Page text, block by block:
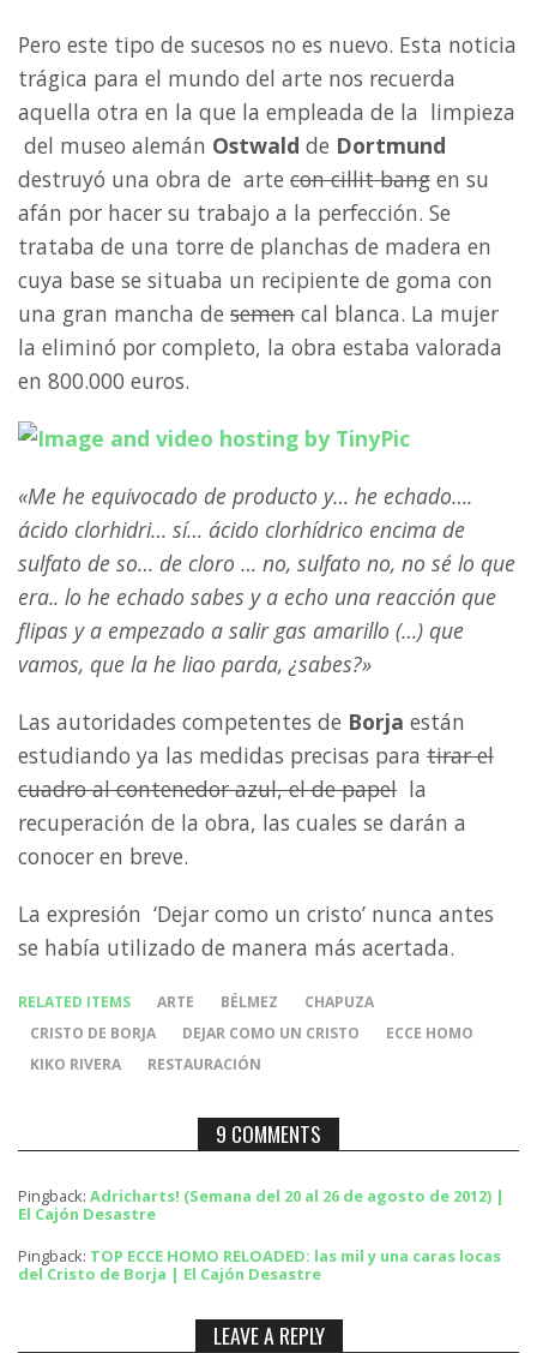
Pero este tipo de sucesos no es nuevo. Esta noticia
trágica para el mundo del arte nos recuerda
aquella otra en la que la empleada de la limpieza
del museo alemán Ostwald de Dortmund
destruyó una obra de arte con cillit bang en su
afán por hacer su trabajo a la perfección. Se
trataba de una torre de planchas de madera en
cuya base se situaba un recipiente de goma con
una gran mancha de semen cal blanca. La mujer
la eliminó por completo, la obra estaba valorada
en 800.000 euros.
«Me he equivocado de producto y… he echado….
ácido clorhidri… sí… ácido clorhídrico encima de
sulfato de so… de cloro … no, sulfato no, no sé lo que
era.. lo he echado sabes y a echo una reacción que
flipas y a empezado a salir gas amarillo (…) que
vamos, que la he liao parda, ¿sabes?»
Las autoridades competentes de Borja están
estudiando ya las medidas precisas para tirar el
cuadro al contenedor azul, el de papel la
recuperación de la obra, las cuales se darán a
conocer en breve.
La expresión ‘Dejar como un cristo’ nunca antes
se había utilizado de manera más acertada.
RELATED ITEMS ARTE BÉLMEZ
CHAPUZA
CRISTO DE BORJA
DEJAR COMO UN CRISTO
ECCE HOMO
KIKO RIVERA
RESTAURACIÓN
9 COMMENTS
Pingback: Adricharts! (Semana del 20 al 26 de agosto de 2012) |
El Cajón Desastre
Pingback: TOP ECCE HOMO RELOADED: las mil y una caras locas
del Cristo de Borja | El Cajón Desastre
LEAVE A REPLY